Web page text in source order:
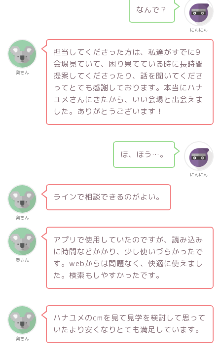
にんにん
なんで？
奥さん
担当してくださった方は、私達がすでに9
会場見ていて、困り果てている時に長時間
提案してくださったり、話を聞いてくださ
ってとても感謝しております。本当にハナ
ユメさんにきたから、いい会場と出会えま
した。ありがとうございます！
にんにん
ほ、ほう…。
奥さん
ラインで相談できるのがよい。
奥さん
アプリで使用していたのですが、読み込み
に時間などかかり、少し使いづらかったで
す。webからは問題なく、快適に使えまし
た。検索もしやすかったです。
奥さん
ハナユメのcmを見て見学を検討して思って
いたより安くなりとても満足しています。